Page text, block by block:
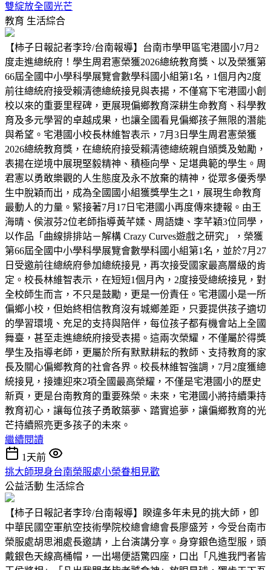
雙綻放全國光芒
教育 生活綜合
【柿子日報記者李玲/台南報導】台南市學甲區宅港國小7月2
度走進總統府！學生周君憲榮獲2026總統教育獎、以及榮獲第
66屆全國中小學科學展覽會數學科國小組第1名，1個月內2度
前往總統府接受賴清德總統接見與表揚，不僅寫下宅港國小創
校以來的重要里程碑，更展現偏鄉教育深耕生命教育、科學教
育及多元學習的卓越成果，也讓全國看見偏鄉孩子無限的潛能
與希望。宅港國小校長林維智表示，7月3日學生周君憲榮獲
2026總統教育獎，在總統府接受賴清德總統親自頒獎及勉勵，
表揚在逆境中展現堅毅精神、積極向學、足堪典範的學生。周
君憲以勇敢樂觀的人生態度及永不放棄的精神，從眾多優秀學
生中脫穎而出，成為全國國小組獲獎學生之1，展現生命教育
最動人的力量。緊接著7月17日宅港國小再度傳來捷報。由王
海晴、侯淑芬2位老師指導黃芊媃、周語婕、李芊穎3位同學，
以作品「曲線排排站－解構 Crazy Curves遊戲之研究」，榮獲
第66屆全國中小學科學展覽會數學科國小組第1名，並於7月27
日受邀前往總統府參加總統接見，再次接受國家最高層級的肯
定。校長林維智表示，在短短1個月內，2度接受總統接見，對
全校師生而言，不只是鼓勵，更是一份責任。宅港國小是一所
偏鄉小校，但始終相信教育沒有城鄉差距，只要提供孩子適切
的學習環境、充足的支持與陪伴，每位孩子都有機會站上全國
舞臺，甚至走進總統府接受表揚。這兩次榮耀，不僅屬於得獎
學生及指導老師，更屬於所有默默耕耘的教師、支持教育的家
長及關心偏鄉教育的社會各界。校長林維智強調，7月2度獲總
統接見，接連迎來2項全國最高榮耀，不僅是宅港國小的歷史
新頁，更是台南教育的重要殊榮。未來，宅港國小將持續秉持
教育初心，讓每位孩子勇敢築夢、踏實追夢，讓偏鄉教育的光
芒持續照亮更多孩子的未來。
繼續閱讀
1天前
挑大師現身台南榮服處小榮眷相見歡
公益活動 生活綜合
【柿子日報記者李玲/台南報導】睽違多年未見的挑大師，卽
中華民國空軍航空技術學院校總會總會長廖盛芳，今受台南市
榮服處胡思湘處長邀請，上台演講分享。身穿銀色造型服，頭
戴銀色天線高桶帽，一出場便語驚四座，口出「凡進我門者皆